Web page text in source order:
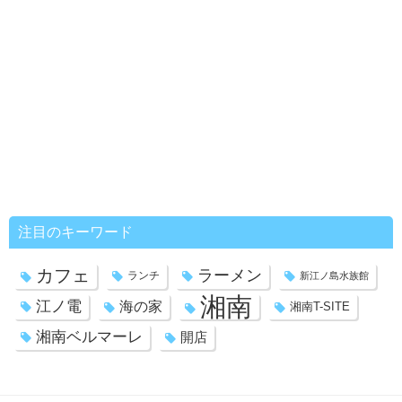
注目のキーワード
カフェ ランチ ラーメン 新江ノ島水族館
江ノ電 海の家 湘南 湘南T-SITE
湘南ベルマーレ 開店